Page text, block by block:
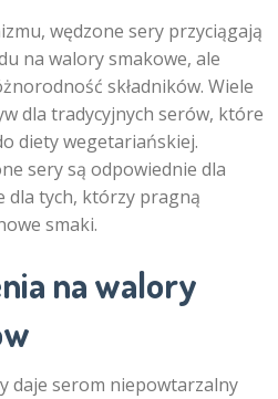
wędzone sery przyciągają
na walory smakowe, ale
składników. Wiele
dla tradycyjnych serów, które
diety wegetariańskiej.
sery są odpowiednie dla
dla tych, którzy pragną
smaki.
na walory
daje serom niepowtarzalny